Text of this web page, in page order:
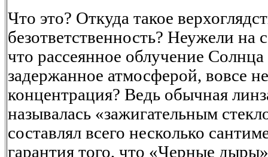
Что это? Откуда такое
безответственность? Неужели на
что рассеянное облучение
задержанное атмосферой, вовсе
концентрация? Ведь обычная
называлась «зажигательным
составлял всего несколько
гарантия того, что «Черные